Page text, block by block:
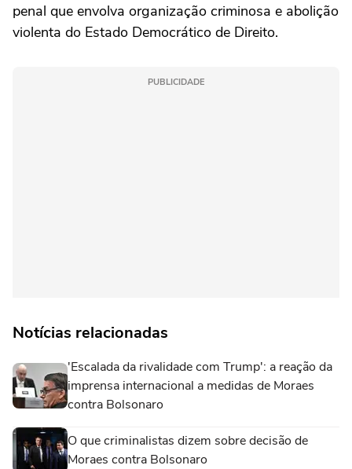
penal que envolva organização criminosa e abolição
violenta do Estado Democrático de Direito.
PUBLICIDADE
Notícias relacionadas
'Escalada da rivalidade com Trump': a reação da
imprensa internacional a medidas de Moraes
contra Bolsonaro
O que criminalistas dizem sobre decisão de
Moraes contra Bolsonaro